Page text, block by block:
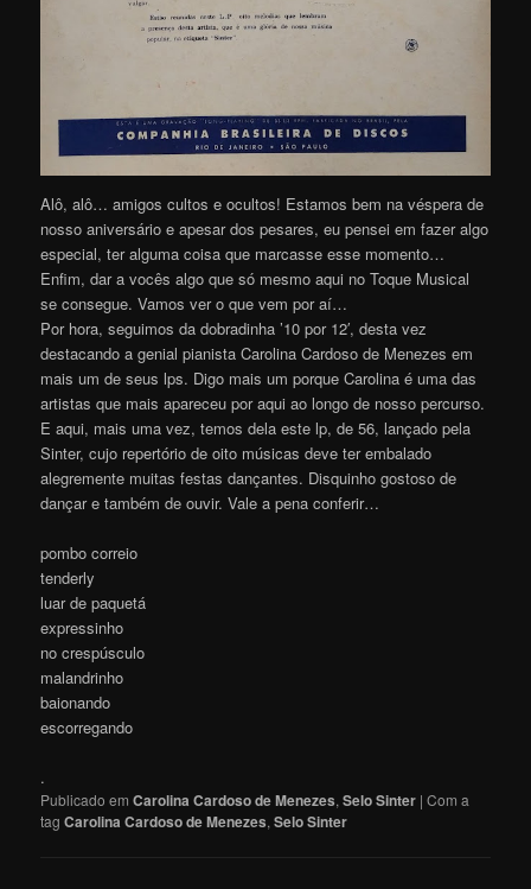
Alô, alô… amigos cultos e ocultos! Estamos bem na véspera de
nosso aniversário e apesar dos pesares, eu pensei em fazer algo
especial, ter alguma coisa que marcasse esse momento…
Enfim, dar a vocês algo que só mesmo aqui no Toque Musical
se consegue. Vamos ver o que vem por aí…
Por hora, seguimos da dobradinha ’10 por 12′, desta vez
destacando a genial pianista Carolina Cardoso de Menezes em
mais um de seus lps. Digo mais um porque Carolina é uma das
artistas que mais apareceu por aqui ao longo de nosso percurso.
E aqui, mais uma vez, temos dela este lp, de 56, lançado pela
Sinter, cujo repertório de oito músicas deve ter embalado
alegremente muitas festas dançantes. Disquinho gostoso de
dançar e também de ouvir. Vale a pena conferir…
pombo correio
tenderly
luar de paquetá
expressinho
no crespúsculo
malandrinho
baionando
escorregando
.
Publicado em Carolina Cardoso de Menezes,Selo Sinter |Com a
tagCarolina Cardoso de Menezes,Selo Sinter